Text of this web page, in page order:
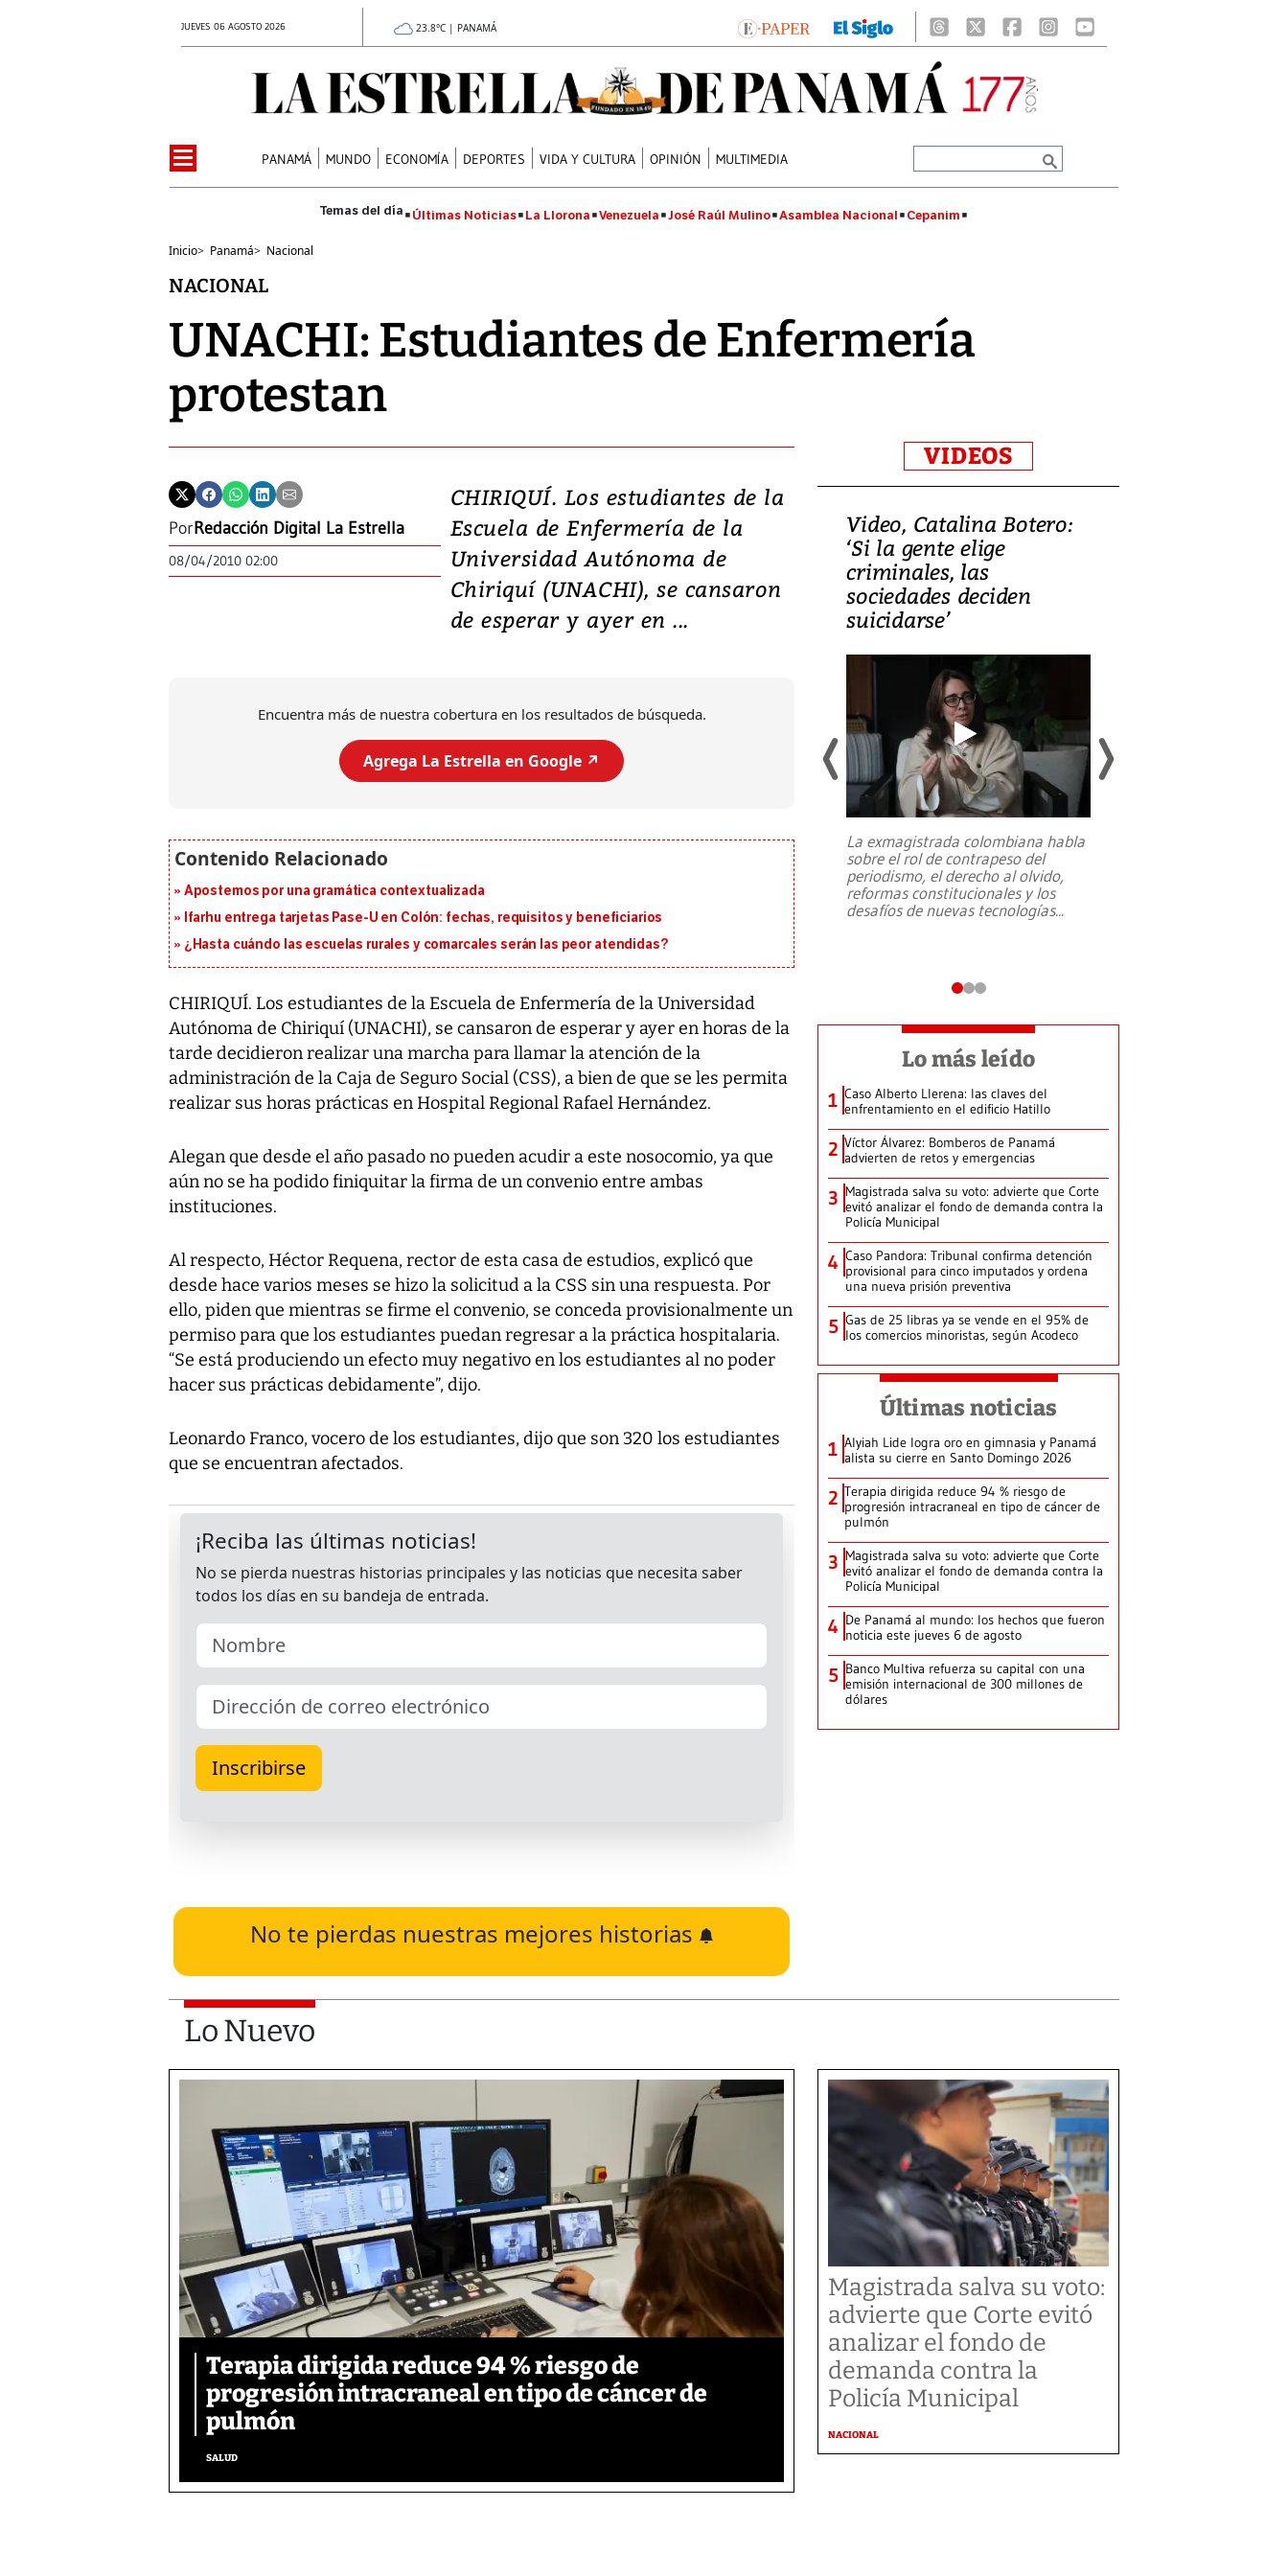
JUEVES 06 AGOSTO 2026 23.8°C | PANAMÁ
PANAMÁ MUNDO ECONOMÍA DEPORTES VIDA Y CULTURA OPINIÓN MULTIMEDIA
Últimas Noticias La Llorona Venezuela José Raúl Mulino Asamblea Nacional Cepanim
Inicio> Panamá> Nacional
NACIONAL
UNACHI: Estudiantes de Enfermería
protestan
PorRedacción Digital La Estrella
08/04/2010 02:00
CHIRIQUÍ. Los estudiantes de la
Escuela de Enfermería de la
Universidad Autónoma de
Chiriquí (UNACHI), se cansaron
de esperar y ayer en ...
Encuentra más de nuestra cobertura en los resultados de búsqueda.
Agrega La Estrella en Google ↗️
Apostemos por una gramática contextualizada
Ifarhu entrega tarjetas Pase-U en Colón: fechas, requisitos y beneficiarios
¿Hasta cuándo las escuelas rurales y comarcales serán las peor atendidas?
CHIRIQUÍ. Los estudiantes de la Escuela de Enfermería de la Universidad
Autónoma de Chiriquí (UNACHI), se cansaron de esperar y ayer en horas de la
tarde decidieron realizar una marcha para llamar la atención de la
administración de la Caja de Seguro Social (CSS), a bien de que se les permita
realizar sus horas prácticas en Hospital Regional Rafael Hernández.
Alegan que desde el año pasado no pueden acudir a este nosocomio, ya que
aún no se ha podido finiquitar la firma de un convenio entre ambas
instituciones.
Al respecto, Héctor Requena, rector de esta casa de estudios, explicó que
desde hace varios meses se hizo la solicitud a la CSS sin una respuesta. Por
ello, piden que mientras se firme el convenio, se conceda provisionalmente un
permiso para que los estudiantes puedan regresar a la práctica hospitalaria.
“Se está produciendo un efecto muy negativo en los estudiantes al no poder
hacer sus prácticas debidamente”, dijo.
Leonardo Franco, vocero de los estudiantes, dijo que son 320 los estudiantes
que se encuentran afectados.
No te pierdas nuestras mejores historias
VIDEOS
Video, Japón: Terremoto
deja heridos y graves
daños en Kumamoto
al sur de Japón, provocando una
Video, Catalina Botero:
‘Si la gente elige
criminales, las
sociedades deciden
suicidarse’
La exmagistrada colombiana habla
sobre el rol de contrapeso del
periodismo, el derecho al olvido,
reformas constitucionales y los
desafíos de nuevas tecnologías...
Lo más leído
1 Caso Alberto Llerena: las claves del
enfrentamiento en el edificio Hatillo
2 Víctor Álvarez: Bomberos de Panamá
advierten de retos y emergencias
3 Magistrada salva su voto: advierte que Corte
evitó analizar el fondo de demanda contra la
Policía Municipal
4 Caso Pandora: Tribunal confirma detención
provisional para cinco imputados y ordena
una nueva prisión preventiva
5 Gas de 25 libras ya se vende en el 95% de
los comercios minoristas, según Acodeco
Últimas noticias
1 Alyiah Lide logra oro en gimnasia y Panamá
alista su cierre en Santo Domingo 2026
2 Terapia dirigida reduce 94 % riesgo de
progresión intracraneal en tipo de cáncer de
pulmón
3 Magistrada salva su voto: advierte que Corte
evitó analizar el fondo de demanda contra la
Policía Municipal
4 De Panamá al mundo: los hechos que fueron
noticia este jueves 6 de agosto
5 Banco Multiva refuerza su capital con una
emisión internacional de 300 millones de
dólares
Lo Nuevo
Terapia dirigida reduce 94 % riesgo de
progresión intracraneal en tipo de cáncer de
pulmón
SALUD
Magistrada salva su voto:
advierte que Corte evitó
analizar el fondo de
demanda contra la
Policía Municipal
NACIONAL